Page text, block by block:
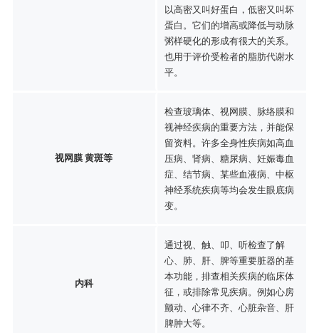
以高密又叫好蛋白，低密又叫坏
蛋白。它们的增高或降低与动脉
粥样硬化的形成有很大的关系。
也用于评价受检者的脂肪代谢水
平。
视网膜 黄斑等
检查玻璃体、视网膜、脉络膜和
视神经疾病的重要方法，并能保
留资料。许多全身性疾病如高血
压病、肾病、糖尿病、妊娠毒血
症、结节病、某些血液病、中枢
神经系统疾病等均会发生眼底病
变。
内科
通过视、触、叩、听检查了解
心、肺、肝、脾等重要脏器的基
本功能，排查相关疾病的临床体
征，或排除常见疾病。例如心房
颤动、心律不齐、心脏杂音、肝
脾肿大等。